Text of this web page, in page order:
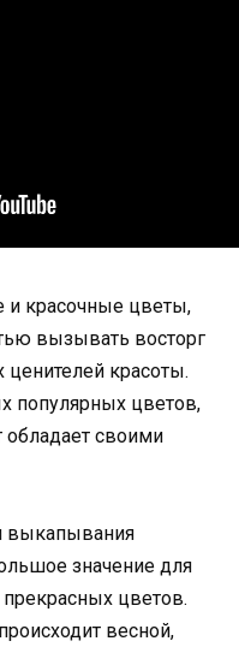
и красочные цветы,
вызывать восторг
красоты.
популярных цветов,
обладает своими
выкапывания
значение для
цветов.
весной,